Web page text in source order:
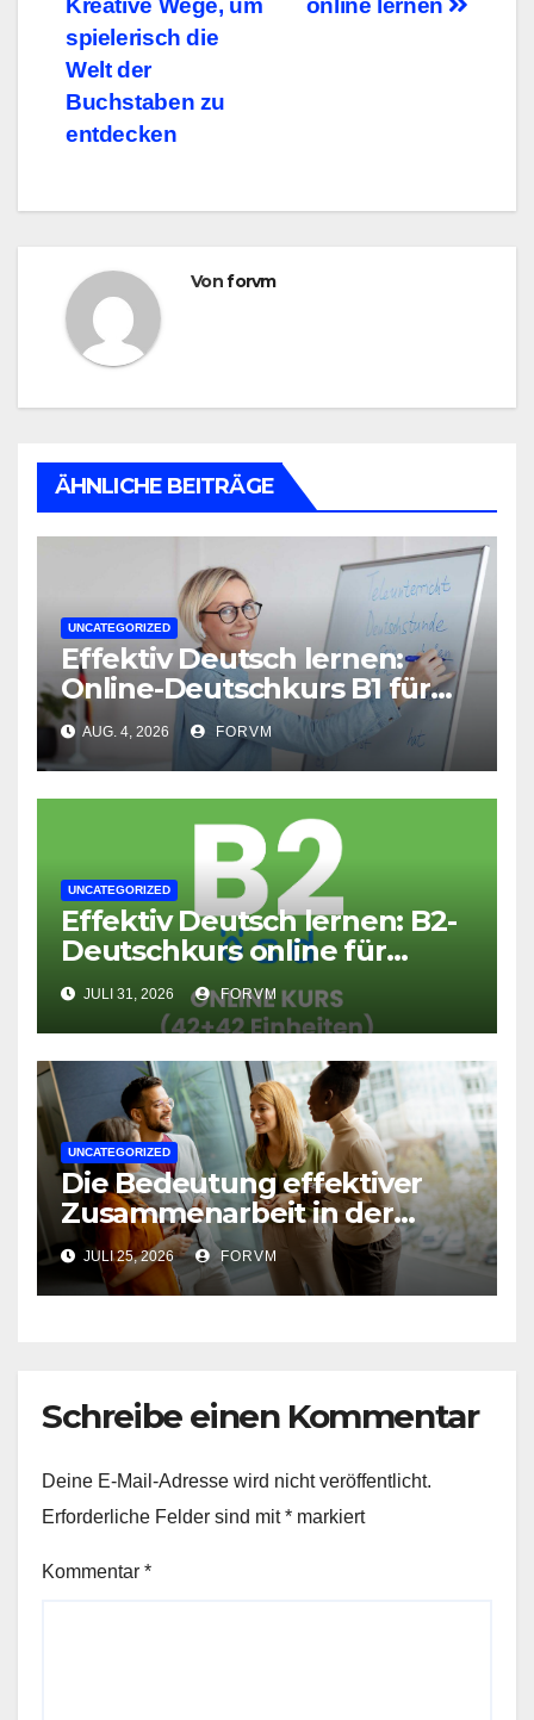
online lernen
Kreative Wege, um
spielerisch die
Welt der
Buchstaben zu
entdecken
Vonforvm
ÄHNLICHE BEITRÄGE
UNCATEGORIZED
Effektiv Deutsch lernen:
Online-Deutschkurs B1 für
flexible Lernerfolge
AUG. 4, 2026 FORVM
UNCATEGORIZED
Effektiv Deutsch lernen: B2-
Deutschkurs online für
Fortgeschrittene
JULI 31, 2026 FORVM
UNCATEGORIZED
Die Bedeutung effektiver
Zusammenarbeit in der
Arbeitswelt
JULI 25, 2026 FORVM
Schreibe einen Kommentar
Deine E-Mail-Adresse wird nicht veröffentlicht.
Erforderliche Felder sind mit* markiert
Kommentar *